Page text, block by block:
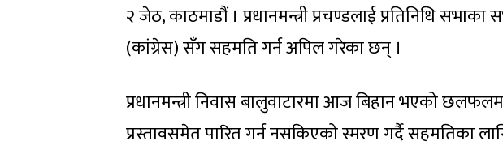
२ जेठ, काठमाडौं । प्रधानमन्त्री प्रचण्डलाई प्रतिनिधि
(कांग्रेस) सँग सहमति गर्न अपिल गरेका छन् ।
प्रधानमन्त्री निवास बालुवाटारमा आज बिहान भएको
प्रस्तावसमेत पारित गर्न नसकिएको स्मरण गर्दै सहमतिका